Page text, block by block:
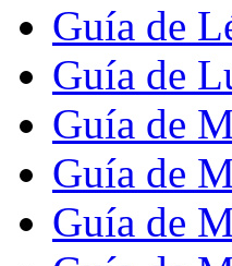
Guía de
Guía de
Guía de
Guía de
Guía de